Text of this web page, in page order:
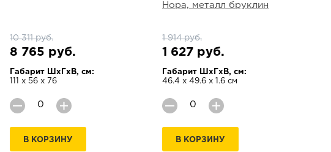
10 311 руб.
8 765 руб.
Габарит ШхГхВ, см:
111 х 56 х 76
В КОРЗИНУ
Нора, металл бруклин
1 914 руб.
1 627 руб.
Габарит ШхГхВ, см:
46.4 х 49.6 х 1.6 см
В КОРЗИНУ